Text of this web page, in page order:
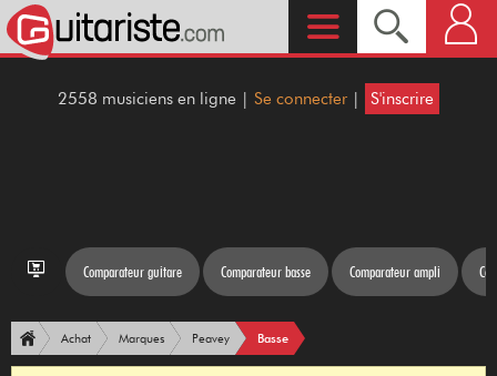
2558 musiciens en ligne | Se connecter | S'inscrire
Comparateur guitare Comparateur basse Comparateur ampli
Achat Marques Peavey Basse